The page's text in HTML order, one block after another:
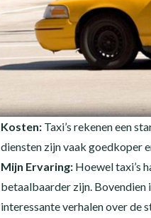
Kosten: Taxi’s rekenen een
diensten zijn vaak goedkoper
Mijn Ervaring: Hoewel taxi’s
betaalbaarder zijn. Bovendien
interessante verhalen over de